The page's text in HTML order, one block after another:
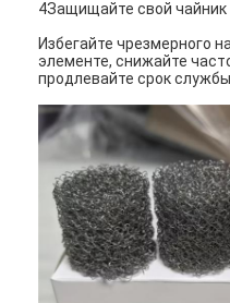
Главная страница
Продукция
О Компании
4Защищайте свой чайник
Избегайте чрезмерного
элементе, снижайте
продлевайте срок службы